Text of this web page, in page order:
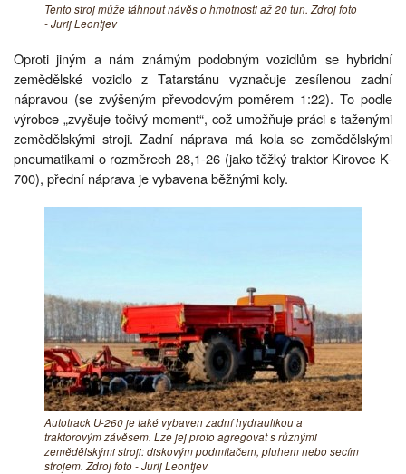
Tento stroj může táhnout návěs o hmotnosti až 20 tun. Zdroj foto
- Jurij Leontjev
Oproti jiným a nám známým podobným vozidlům se hybridní
zemědělské vozidlo z Tatarstánu vyznačuje zesílenou zadní
nápravou (se zvýšeným převodovým poměrem 1:22). To podle
výrobce „zvyšuje točivý moment“, což umožňuje práci s taženými
zemědělskými stroji. Zadní náprava má kola se zemědělskými
pneumatikami o rozměrech 28,1-26 (jako těžký traktor Kirovec K-
700), přední náprava je vybavena běžnými koly.
Autotrack U-260 je také vybaven zadní hydraulikou a
traktorovým závěsem. Lze jej proto agregovat s různými
zemědělskými stroji: diskovým podmítačem, pluhem nebo secím
strojem. Zdroj foto - Jurij Leontjev